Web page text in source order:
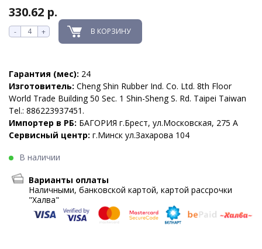
330.62 р.
- + В КОРЗИНУ
Гарантия (мес): 24
Изготовитель: Cheng Shin Rubber Ind. Co. Ltd. 8th Floor
World Trade Building 50 Sec. 1 Shin-Sheng S. Rd. Taipei Taiwan
Tel.: 886223937451.
Импортер в РБ: БАГОРИЯ г.Брест, ул.Московская, 275 А
Сервисный центр: г.Минск ул.Захарова 104
В наличии
Варианты оплаты
Наличными, банковской картой, картой рассрочки
"Халва"